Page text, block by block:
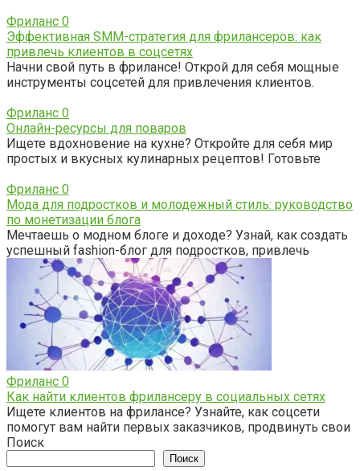
Фриланс 0
Эффективная SMM-стратегия для фрилансеров: как
привлечь клиентов в соцсетях
Начни свой путь в фрилансе! Открой для себя мощные
инструменты соцсетей для привлечения клиентов.
Фриланс 0
Онлайн-ресурсы для поваров
Ищете вдохновение на кухне? Откройте для себя мир
простых и вкусных кулинарных рецептов! Готовьте
Фриланс 0
Мода для подростков и молодежный стиль: руководство
по монетизации блога
Мечтаешь о модном блоге и доходе? Узнай, как создать
успешный fashion-блог для подростков, привлечь
Фриланс 0
Как найти клиентов фрилансеру в социальных сетях
Ищете клиентов на фрилансе? Узнайте, как соцсети
помогут вам найти первых заказчиков, продвинуть свои
Поиск
Поиск